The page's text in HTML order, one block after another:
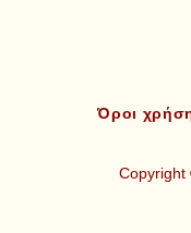
Όροι
Copyright